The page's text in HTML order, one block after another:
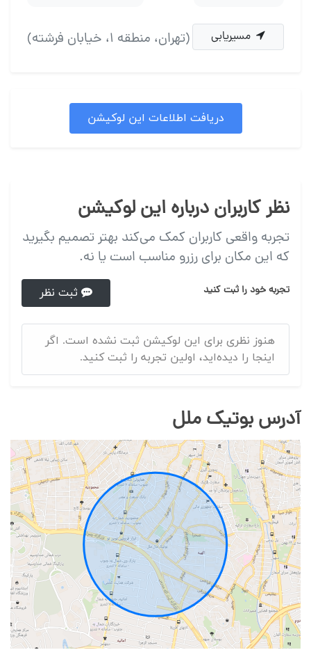
مسیریابی (تهران، منطقه 1، خیابان فرشته)
دریافت اطلاعات این لوکیشن
نظر کاربران درباره این لوکیشن
تجربه واقعی کاربران کمک می‌کند بهتر تصمیم بگیرید
که این مکان برای رزرو مناسب است یا نه.
تجربه خود را ثبت کنید
هنوز نظری برای این لوکیشن ثبت نشده است. اگر
اینجا را دیده‌اید، اولین تجربه را ثبت کنید.
آدرس بوتیک ملل